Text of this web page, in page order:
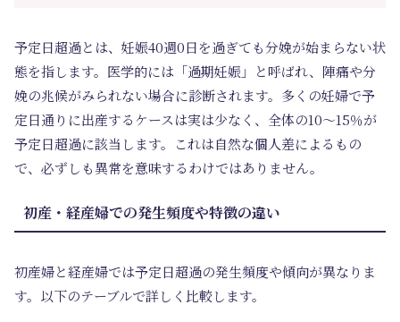
予定日超過とは、妊娠40週0日を過ぎても分娩が始まらない状
態を指します。医学的には「過期妊娠」と呼ばれ、陣痛や分
娩の兆候がみられない場合に診断されます。多くの妊婦で予
定日通りに出産するケースは実は少なく、全体の10～15％が
予定日超過に該当します。これは自然な個人差によるもの
で、必ずしも異常を意味するわけではありません。
初産・経産婦での発生頻度や特徴の違い
初産婦と経産婦では予定日超過の発生頻度や傾向が異なりま
す。以下のテーブルで詳しく比較します。